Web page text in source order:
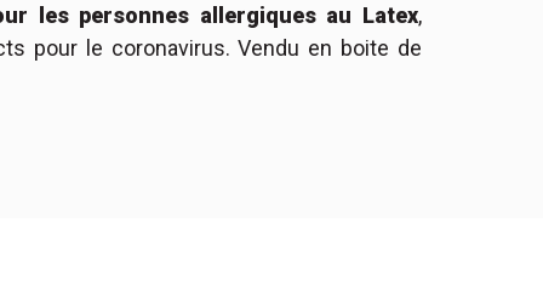
les personnes allergiques au Latex,
pour le coronavirus. Vendu en boite de